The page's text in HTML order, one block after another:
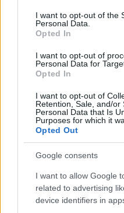
consent section.
I want to opt-out of the
Personal Data.
Opted In
I want to opt-out of
Personal Data for
Opted In
I want to opt-out of
Retention, Sale, and/or
Personal Data that Is
Purposes for which it
Opted Out
Google consents
I want to allow Google
related to advertising
device identifiers in
Continua a
MONEY NEWS